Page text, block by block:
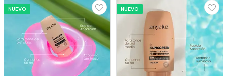
NUEVO NUEVO